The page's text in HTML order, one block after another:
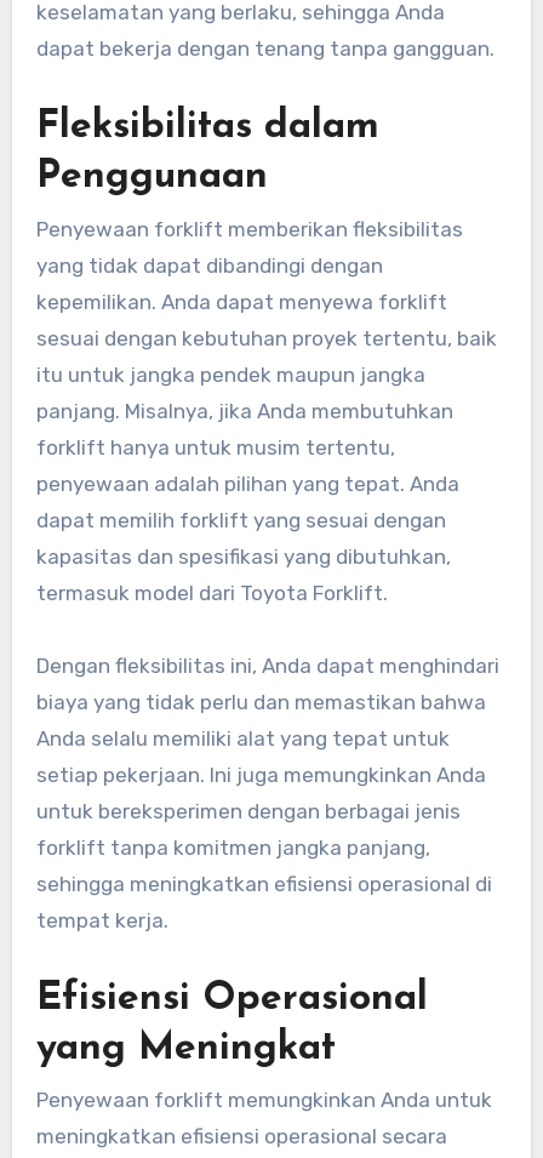
keselamatan yang berlaku, sehingga Anda
dapat bekerja dengan tenang tanpa gangguan.
Fleksibilitas dalam
Penggunaan
Penyewaan forklift memberikan fleksibilitas
yang tidak dapat dibandingi dengan
kepemilikan. Anda dapat menyewa forklift
sesuai dengan kebutuhan proyek tertentu, baik
itu untuk jangka pendek maupun jangka
panjang. Misalnya, jika Anda membutuhkan
forklift hanya untuk musim tertentu,
penyewaan adalah pilihan yang tepat. Anda
dapat memilih forklift yang sesuai dengan
kapasitas dan spesifikasi yang dibutuhkan,
termasuk model dari Toyota Forklift.
Dengan fleksibilitas ini, Anda dapat menghindari
biaya yang tidak perlu dan memastikan bahwa
Anda selalu memiliki alat yang tepat untuk
setiap pekerjaan. Ini juga memungkinkan Anda
untuk bereksperimen dengan berbagai jenis
forklift tanpa komitmen jangka panjang,
sehingga meningkatkan efisiensi operasional di
tempat kerja.
Efisiensi Operasional
yang Meningkat
Penyewaan forklift memungkinkan Anda untuk
meningkatkan efisiensi operasional secara